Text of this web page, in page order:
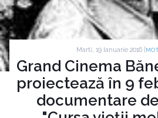
Marti, 19 Ianuarie 2016 |
Grand Cinema
proiectează în 9
documentare